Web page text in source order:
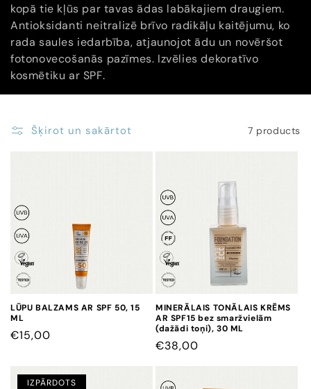
kopā tie kļūs par tavas ādas labākajiem draugiem.
Antioksidanti neitralizē brīvo radikāļu kaitējumu, ko
rada saules iedarbība, atjaunojot ādu un novēršot
fotonovecošanās pazīmes. Izvēlies dekoratīvo
kosmētiku ar SPF.
Šķirot un sakārtot 7 products
LŪPU BALZAMS AR SPF 50, 15
ML
CENA
€15,00
MINERĀLAIS TONĀLAIS KRĒMS
AR SPF15 bez smaržvielām
(dažādi toņi), 30 ML
CENA
€38,00
IZPĀRDOTS